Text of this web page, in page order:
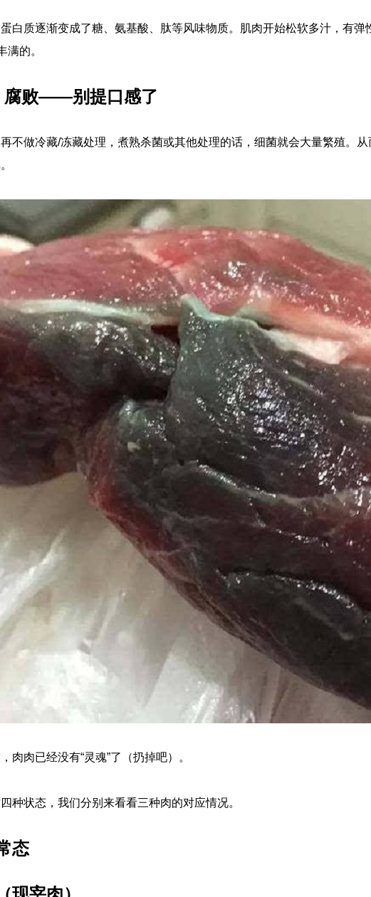
白质逐渐变成了糖、氨基酸、肽等风味物质。肌肉开始松软多汁，有
满的。
腐败——别提口感了
不做冷藏/冻藏处理，煮熟杀菌或其他处理的话，细菌就会大量繁殖。
肉肉已经没有“灵魂”了（扔掉吧）。
种状态，我们分别来看看三种肉的对应情况。
态